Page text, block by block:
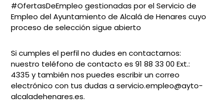
#OfertasDeEmpleo gestionadas por el Servicio de
Empleo del Ayuntamiento de Alcalá de Henares cuyo
proceso de selección sigue abierto
Si cumples el perfil no dudes en contactarnos:
nuestro teléfono de contacto es 91 88 33 00 Ext.:
4335 y también nos puedes escribir un correo
electrónico con tus dudas a servicio.empleo@ayto-
alcaladehenares.es.